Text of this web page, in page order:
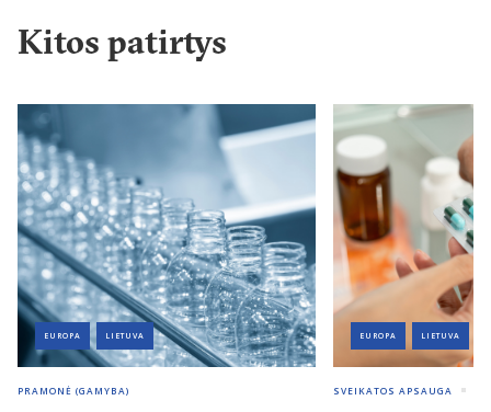
Kitos patirtys
EUROPA LIETUVA
PRAMONĖ (GAMYBA)
EUROPA LIETUVA
SVEIKATOS APSAUGA